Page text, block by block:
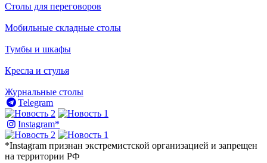
Столы для переговоров
Мобильные складные столы
Тумбы и шкафы
Кресла и стулья
Журнальные столы
Telegram
Instagram*
*Instagram признан экстремистской организацией и запрещен
на территории РФ